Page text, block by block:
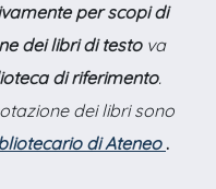
per scopi di
dei libri di testova
di riferimento.
dei libri sono
di Ateneo .